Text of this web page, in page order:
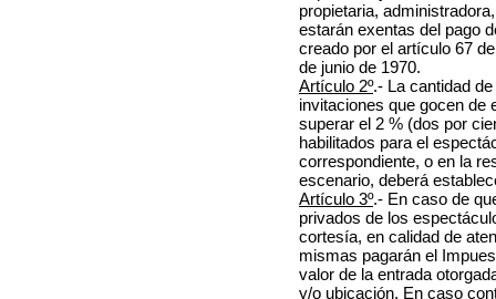
propietaria,
estarán exentas del pago
creado por el artículo 67
de junio de 1970.
Artículo 2º.- La cantidad
invitaciones que gocen de
superar el 2 % (dos por
habilitados para el
correspondiente, o en la
escenario, deberá
Artículo 3º.- En caso de
privados de los
cortesía, en calidad de
mismas pagarán el
valor de la entrada
y/o ubicación. En caso